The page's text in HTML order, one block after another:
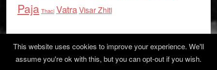
Paja Thaci VatraVisar Zhiti
This website uses cookies to improve your experience. We'll
assume you're ok with this, but you can opt-out if you wish.